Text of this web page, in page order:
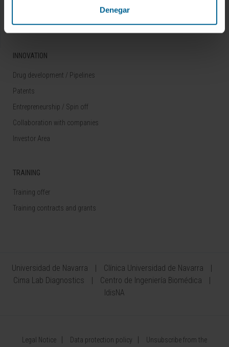
Denegar
INNOVATION
Drug development / Pipelines
Patents
Entrepreneurship / Spin off
Collaboration with companies
Investor Area
TRAINING
Training offer
Training contracts and grants
Universidad de Navarra
Clínica Universidad de Navarra
Cima Lab Diagnostics
Centro de Ingeniería Biomédica
IdisNA
Legal Notice Data protection policy Unsubscribe from the